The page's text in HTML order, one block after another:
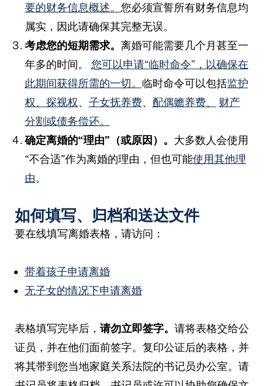
要的财务信息概述。 您必须宣誓所有财务信息均
属实，因此请确保其完整无误。
考虑您的短期需求。 离婚可能需要几个月甚至一
年多的时间。 您可以申请“临时命令”，以确保在
此期间获得所需的一切。 临时命令可以包括监护
权、探视权、 子女抚养费、 配偶赡养费、
财产
分割或债务偿还。
确定离婚的“理由”（或原因）。 大多数人会使用
“不合适”作为离婚的理由，但也可能使用其他理
由。
如何填写、归档和送达文件
要在线填写离婚表格，请访问：
带着孩子申请离婚
无子女的情况下申请离婚
表格填写完毕后， 请勿立即签字。 请将表格交给公
证员，并在他们面前签字。复印公证后的表格，并
将其带到您当地家庭关系法院的书记员办公室。请